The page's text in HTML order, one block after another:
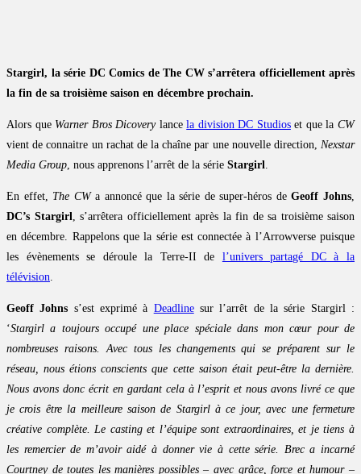
Stargirl, la série DC Comics de The CW s’arrêtera officiellement après
la fin de sa troisième saison en décembre prochain.
Alors que Warner Bros Dicoverylancela division DC Studioset que laCW
vient de connaitre un rachat de la chaîne par une nouvelle direction, Nexstar
Media Group, nous apprenons l’arrêt de la série Stargirl.
En effet, The CWa annoncé que la série de super-héros deGeoff Johns,
DC’s Stargirl, s’arrêtera officiellement après la fin de sa troisième saison
en décembre. Rappelons que la série est connectée à l’Arrowverse puisque
les évènements se déroule la Terre-II de l’univers partagé DC à la
télévision.
Geoff Johns s’est exprimé à Deadlinesur l’arrêt de la série Stargirl :
‘Stargirl a toujours occupé une place spéciale dans mon cœur pour de
nombreuses raisons. Avec tous les changements qui se préparent sur le
réseau, nous étions conscients que cette saison était peut-être la dernière.
Nous avons donc écrit en gardant cela à l’esprit et nous avons livré ce que
je crois être la meilleure saison de Stargirl à ce jour, avec une fermeture
créative complète. Le casting et l’équipe sont extraordinaires, et je tiens à
les remercier de m’avoir aidé à donner vie à cette série. Brec a incarné
Courtney de toutes les manières possibles – avec grâce, force et humour –